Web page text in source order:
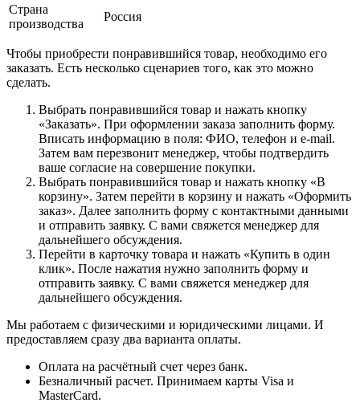
Страна
производства
Россия
Чтобы приобрести понравившийся товар, необходимо его
заказать. Есть несколько сценариев того, как это можно
сделать.
Выбрать понравившийся товар и нажать кнопку
«Заказать». При оформлении заказа заполнить форму.
Вписать информацию в поля: ФИО, телефон и e-mail.
Затем вам перезвонит менеджер, чтобы подтвердить
ваше согласие на совершение покупки.
Выбрать понравившийся товар и нажать кнопку «В
корзину». Затем перейти в корзину и нажать «Оформить
заказ». Далее заполнить форму с контактными данными
и отправить заявку. С вами свяжется менеджер для
дальнейшего обсуждения.
Перейти в карточку товара и нажать «Купить в один
клик». После нажатия нужно заполнить форму и
отправить заявку. С вами свяжется менеджер для
дальнейшего обсуждения.
Мы работаем с физическими и юридическими лицами. И
предоставляем сразу два варианта оплаты.
Оплата на расчётный счет через банк.
Безналичный расчет. Принимаем карты Visa и
MasterCard.